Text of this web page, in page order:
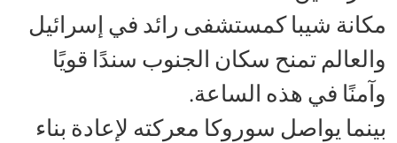
مكانة شيبا كمستشفى رائد في إسرائيل
والعالم تمنح سكان الجنوب سندًا قويًا
وآمنًا في هذه الساعة.
بينما يواصل سوروكا معركته لإعادة بناء